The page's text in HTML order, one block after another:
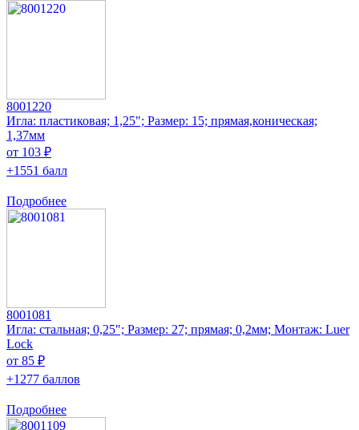
8001220
Игла: пластиковая; 1,25"; Размер: 15; прямая,коническая;
1,37мм
от 103 ₽
+1551 балл
Подробнее
8001081
Игла: стальная; 0,25"; Размер: 27; прямая; 0,2мм; Монтаж: Luer
Lock
от 85 ₽
+1277 баллов
Подробнее